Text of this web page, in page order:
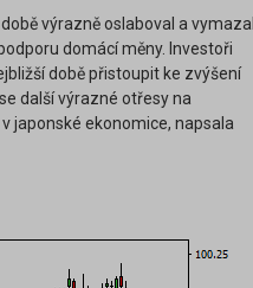
výrazně oslaboval a vymazal
domácí měny. Investoři
době přistoupit ke zvýšení
další výrazné otřesy na
japonské ekonomice, napsala